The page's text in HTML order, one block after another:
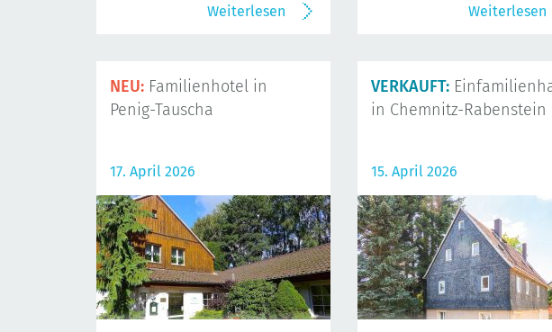
Weiterlesen Weiterlesen
NEU: Familienhotel in
Penig-Tauscha
17. April 2026
VERKAUFT:
in Chemnitz-Rabenstein
15. April 2026